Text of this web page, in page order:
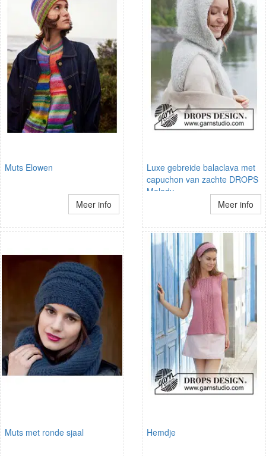
Muts Elowen
Meer info
Luxe gebreide balaclava met
capuchon van zachte DROPS
Melody
Meer info
Muts met ronde sjaal Hemdje